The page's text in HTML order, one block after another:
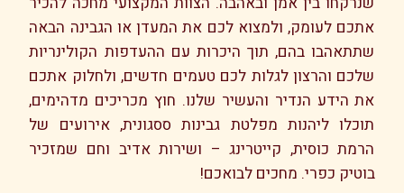
אתכם לעומק, ולמצוא לכם את המעדן או הגבינה הבאה
שתתאהבו בהם, תוך היכרות עם ההעדפות הקולינריות
שלכם והרצון לגלות לכם טעמים חדשים, ולחלוק אתכם
את הידע הנדיר והעשיר שלנו. חוץ מכריכים מדהימים,
תוכלו ליהנות מפלטת גבינות ססגונית, אירועים של
הרמת כוסית, קייטרינג – ושירות אדיב וחם שמזכיר
בוטיק כפרי. מחכים לבואכם!